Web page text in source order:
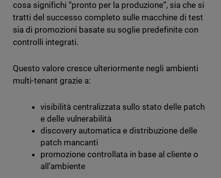
cosa significhi “pronto per la produzione”, sia che si
tratti del successo completo sulle macchine di test
sia di promozioni basate su soglie predefinite con
controlli integrati.
Questo valore cresce ulteriormente negli ambienti
multi-tenant grazie a:
visibilità centralizzata sullo stato delle patch
e delle vulnerabilità
discovery automatica e distribuzione delle
patch mancanti
promozione controllata in base al cliente o
all’ambiente